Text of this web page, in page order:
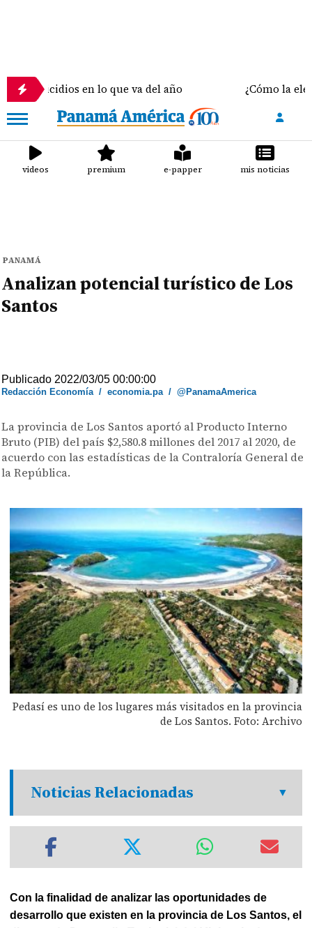
en lo que va del año ¿Cómo la elección
videos premium e-papper mis noticias
PANAMÁ
Analizan potencial turístico de Los
Santos
Publicado 2022/03/05 00:00:00
Redacción Economía/economia.pa/@PanamaAmerica
La provincia de Los Santos aportó al Producto Interno
Bruto (PIB) del país $2,580.8 millones del 2017 al 2020, de
acuerdo con las estadísticas de la Contraloría General de
la República.
Pedasí es uno de los lugares más visitados en la provincia
de Los Santos. Foto: Archivo
Noticias Relacionadas
Con la finalidad de analizar las oportunidades de
desarrollo que existen en la provincia de Los Santos, el